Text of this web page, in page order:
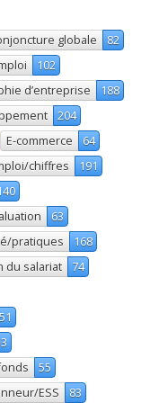
globale
82
102
d’entreprise
188
204
E-commerce
64
chiffres
191
63
pratiques
168
du salariat
74
55
ESS
83